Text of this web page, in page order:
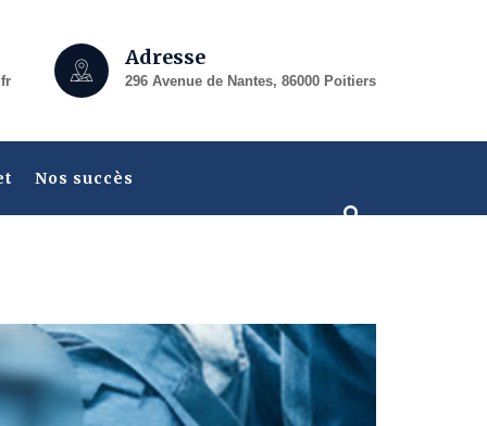
Adresse
296 Avenue de Nantes, 86000 Poitiers
Nos succès